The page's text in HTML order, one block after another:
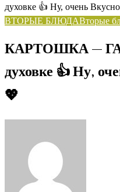
духовке 👍 Ну, очень
ВТОРЫЕ БЛЮДАВторые
КАРТОШКА —
духовке 👍 Ну,
💖